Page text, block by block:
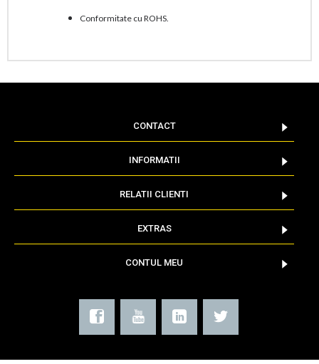
Conformitate cu ROHS.
CONTACT
INFORMATII
RELATII CLIENTI
EXTRAS
CONTUL MEU